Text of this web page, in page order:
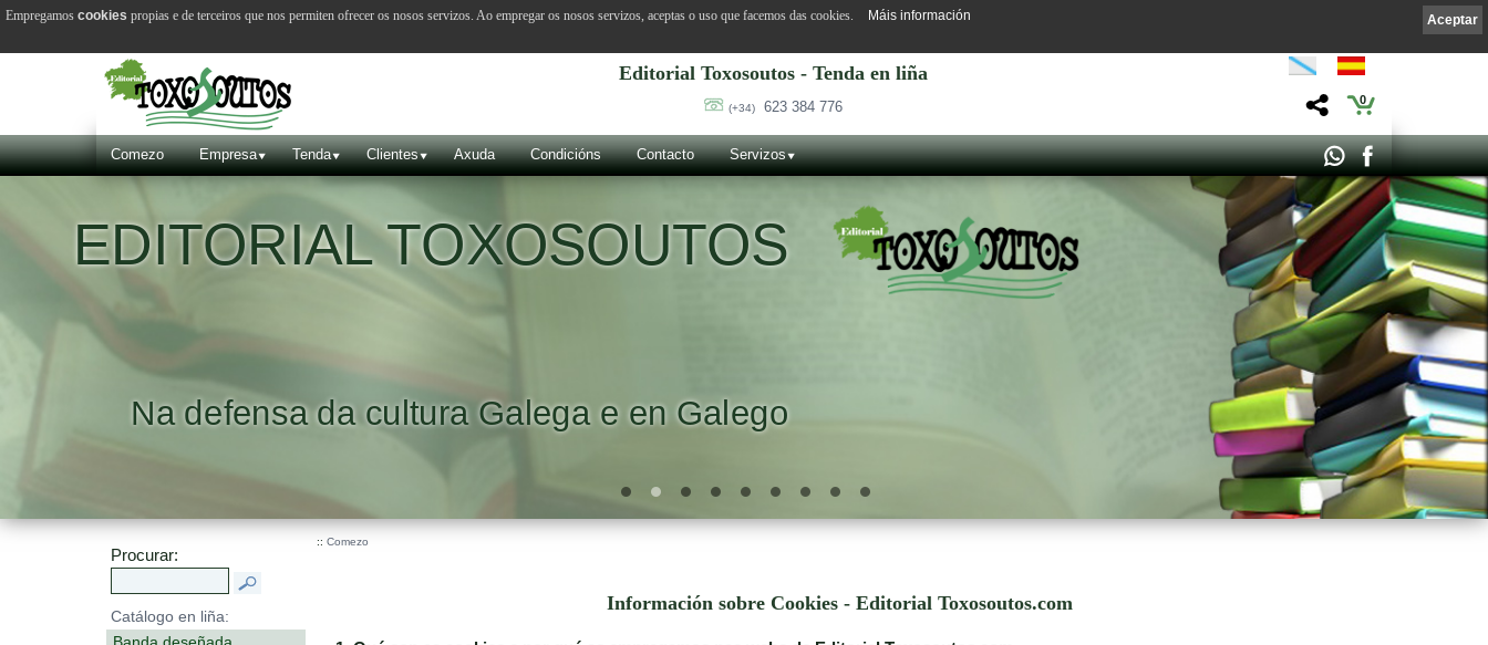
Editorial Toxosoutos - Tenda en liña
(+34) 623 384 776 0
Comezo Empresa Tenda Clientes Axuda Condicións Contacto Servizos
EDITORIAL TOXOSOUTOS
Na defensa da cultura Galega e en Galego
Procurar:
Catálogo en liña:
Banda deseñada
:: Comezo
Información sobre Cookies - Editorial Toxosoutos.com
Aceptar
Empregamos cookies propias e de terceiros que nos permiten ofrecer os nosos servizos. Ao empregar os nosos servizos, aceptas o uso que facemos das cookies. Máis información